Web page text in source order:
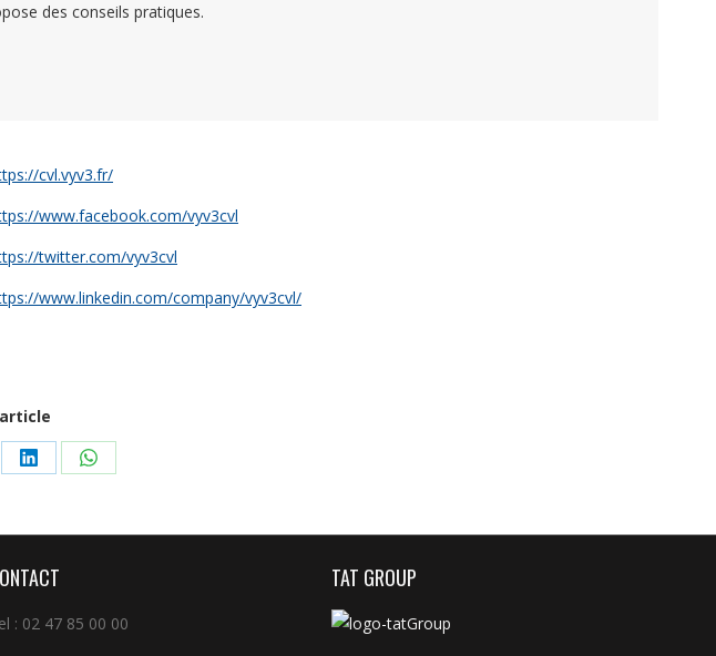
des conseils pratiques.
cvl.vyv3.fr/
www.facebook.com/vyv3cvl
twitter.com/vyv3cvl
www.linkedin.com/company/vyv3cvl/
Partager
LinkedIn
Partager
WhatsApp
: 02 47 85 00 00
TAT GROUP